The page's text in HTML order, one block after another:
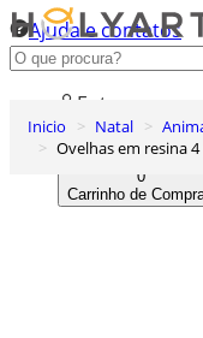
Ajuda e contatos
Conheça premium
Entrar
Lista de
0
Carrinho de
Inicio Natal
Ovelhas em resina